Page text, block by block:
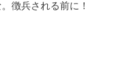
徴兵される前に！